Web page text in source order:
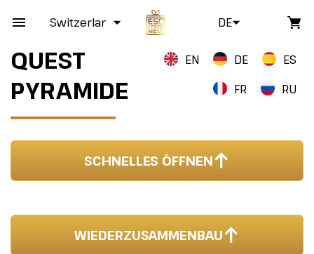
Switzerland DE
QUEST
PYRAMIDE
EN DE
ES
FR
RU
SCHNELLES ÖFFNEN
WIEDERZUSAMMENBAU